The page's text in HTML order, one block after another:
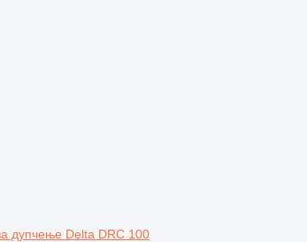
дупчење Delta DRC 100